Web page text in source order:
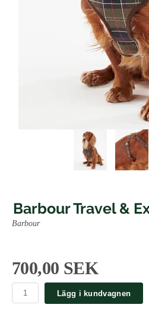
Barbour Travel &
Barbour
700,00 SEK
Lägg i kundvagnen